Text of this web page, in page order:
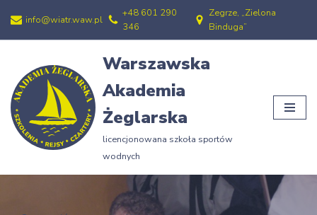
Przejdź
treści
info@wiatr.waw.pl
+48 601 290
346
Zegrze, „Zielona
Binduga”
Warszawska
Akademia
Żeglarska
licencjonowana szkoła sportów
wodnych